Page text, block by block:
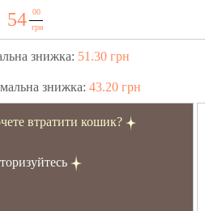
54
00
грн
знижка: 51.30 грн
знижка: 43.20 грн
втратити кошик?